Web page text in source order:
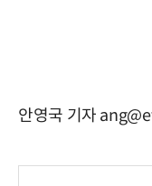
안영국 기자